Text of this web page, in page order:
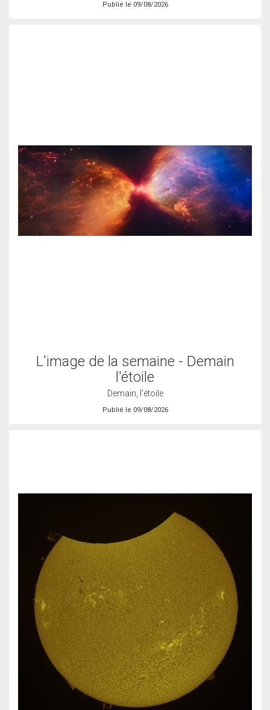
Publié le 09/08/2026
L'image de la semaine - Demain
l'étoile
Demain, l’étoile
Publié le 09/08/2026